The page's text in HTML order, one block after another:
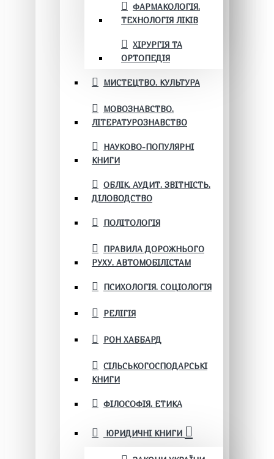
ФАРМАКОЛОГІЯ.
ТЕХНОЛОГІЯ ЛІКІВ
ХІРУРГІЯ ТА
ОРТОПЕДІЯ
МИСТЕЦТВО. КУЛЬТУРА
МОВОЗНАВСТВО.
ЛІТЕРАТУРОЗНАВСТВО
НАУКОВО-ПОПУЛЯРНІ
КНИГИ
ОБЛІК. АУДИТ. ЗВІТНІСТЬ.
ДІЛОВОДСТВО
ПОЛІТОЛОГІЯ
ПРАВИЛА ДОРОЖНЬОГО
РУХУ. АВТОМОБІЛІСТАМ
ПСИХОЛОГІЯ. СОЦІОЛОГІЯ
РЕЛІГІЯ
РОН ХАББАРД
СІЛЬСЬКОГОСПОДАРСЬКІ
КНИГИ
ФІЛОСОФІЯ. ЕТИКА
ЮРИДИЧНІ КНИГИ